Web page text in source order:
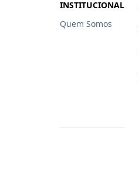
INSTITUCIONAL
Quem Somos